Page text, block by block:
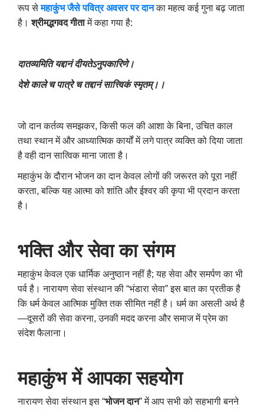
रूप सेमहाकुंभ जैसे पवित्र अवसर पर दानका महत्व कई गुना बढ़ जाता
है।श्रीमद्भगवद गीतामें कहा गया है:
दातव्यमिति यद्दानं दीयतेऽनुपकारिणे।
देशे काले च पात्रे च तद्दानं सात्त्विकं स्मृतम्।।
जो दान कर्तव्य समझकर,किसी फल की आशा के बिना,उचित काल
तथा स्थान में और आध्यात्मिक कार्यों में लगे पात्र व्यक्ति को दिया जाता
है वही दान सात्विक माना जाता है।
महाकुंभ के दौरान भोजन का दान केवल लोगों की जरूरत को पूरा नहीं
करता,बल्कि यह आत्मा को शांति और ईश्वर की कृपा भी प्रदान करता
है।
भक्ति और सेवा का संगम
महाकुंभ केवल एक धार्मिक अनुष्ठान नहीं है;यह सेवा और समर्पण का भी
पर्व है। नारायण सेवा संस्थान की “भंडारा सेवा” इस बात का प्रतीक है
कि धर्म केवल आत्मिक मुक्ति तक सीमित नहीं है। धर्म का असली अर्थ है
—दूसरों की सेवा करना,उनकी मदद करना और समाज में प्रेम का
संदेश फैलाना।
महाकुंभ में आपका सहयोग
नारायण सेवा संस्थान इस “भोजन दान” में आप सभी को सहभागी बनने